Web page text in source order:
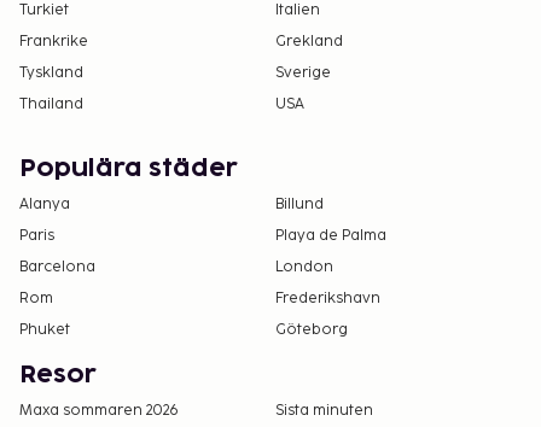
Turkiet
Italien
Frankrike
Grekland
Tyskland
Sverige
Thailand
USA
Populära städer
Alanya
Billund
Paris
Playa de Palma
Barcelona
London
Rom
Frederikshavn
Phuket
Göteborg
Resor
Maxa sommaren 2026
Sista minuten